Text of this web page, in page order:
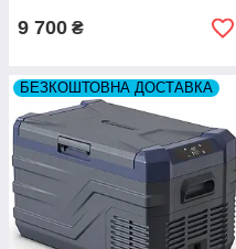
9 700 ₴
БЕЗКОШТОВНА ДОСТАВКА